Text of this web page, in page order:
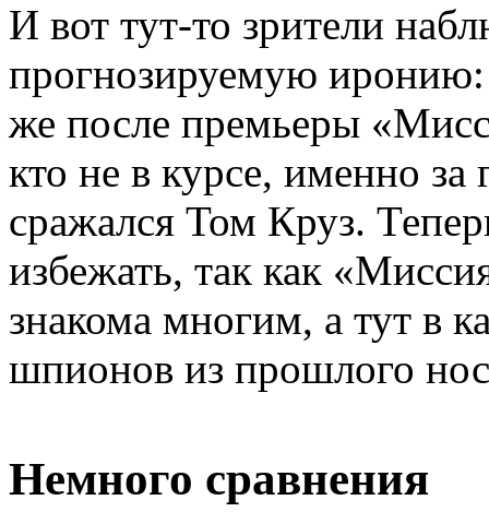
И вот тут-то зрители
прогнозируемую иронию:
же после премьеры
кто не в курсе, именно за
сражался Том Круз.
избежать, так как
знакома многим, а тут в
шпионов из прошлого
Немного сравнения